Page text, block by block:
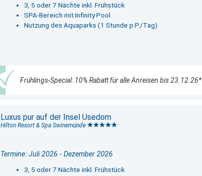
3, 5 oder 7 Nächte inkl. Frühstück
SPA-Bereich mit Infinity Pool
Nutzung des Aquaparks (1 Stunde p.P./Tag)
Frühlings-Special: 10% Rabatt für alle Anreisen bis 23.12.26*
Luxus pur auf der Insel Usedom
Hilton Resort & Spa Swinemünde
Termine: Juli 2026 - Dezember 2026
3, 5 oder 7 Nächte inkl. Frühstück